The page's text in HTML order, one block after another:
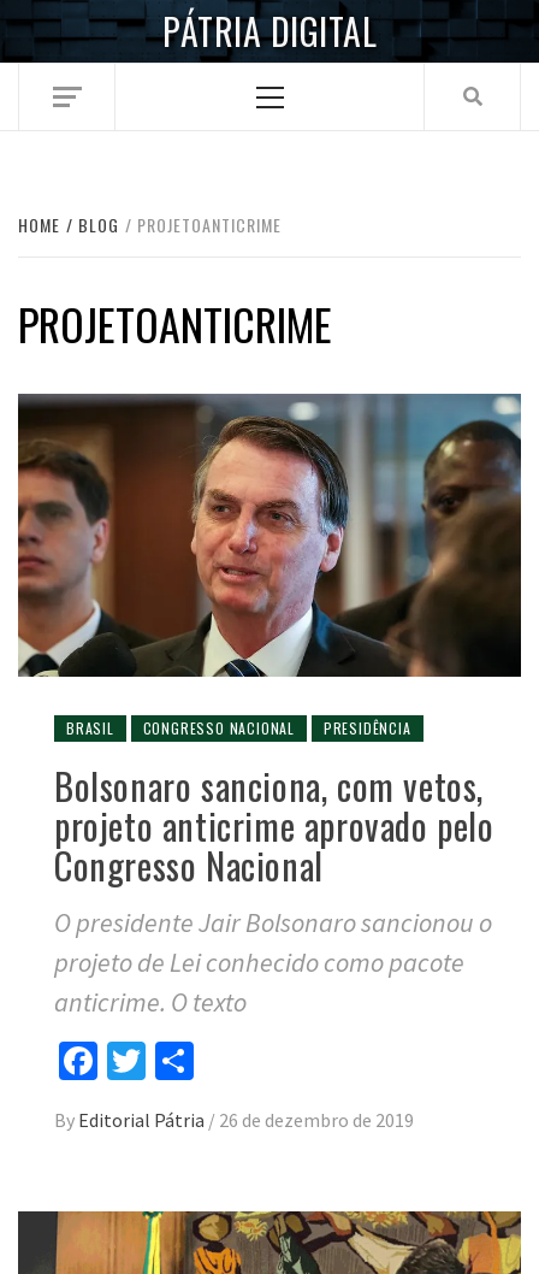
Skip
PÁTRIA DIGITAL
Menu
HOME BLOG PROJETOANTICRIME
PROJETOANTICRIME
BRASIL CONGRESSO NACIONAL PRESIDÊNCIA
Bolsonaro sanciona, com vetos,
projeto anticrime aprovado pelo
Congresso Nacional
O presidente Jair Bolsonaro sancionou o
projeto de Lei conhecido como pacote
anticrime. O texto
Facebook
Twitter
By Editorial Pátria / 26 de dezembro de 2019